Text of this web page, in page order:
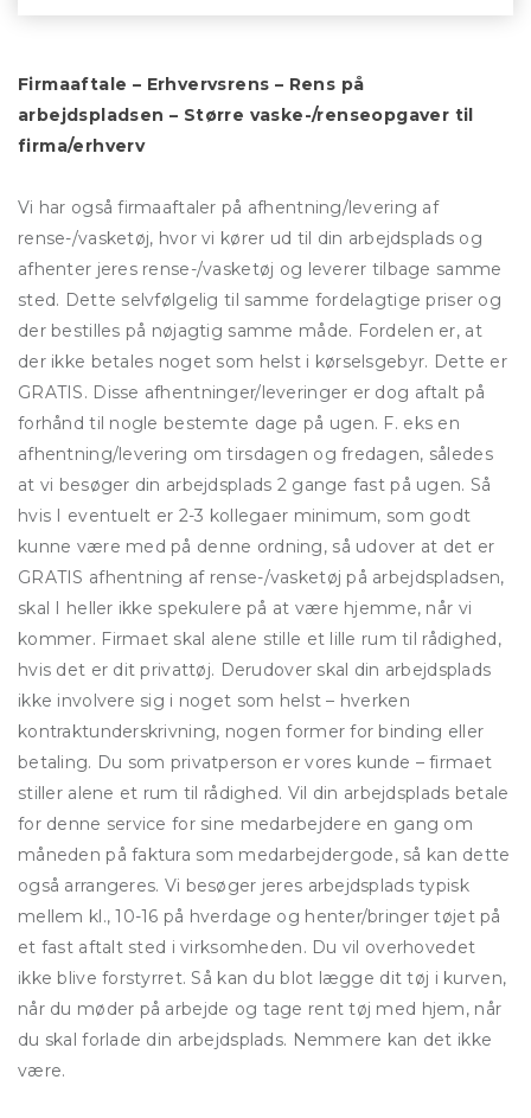
Firmaaftale – Erhvervsrens – Rens på
arbejdspladsen – Større vaske-/renseopgaver til
firma/erhverv
Vi har også firmaaftaler på afhentning/levering af
rense-/vasketøj, hvor vi kører ud til din arbejdsplads og
afhenter jeres rense-/vasketøj og leverer tilbage samme
sted. Dette selvfølgelig til samme fordelagtige priser og
der bestilles på nøjagtig samme måde. Fordelen er, at
der ikke betales noget som helst i kørselsgebyr. Dette er
GRATIS. Disse afhentninger/leveringer er dog aftalt på
forhånd til nogle bestemte dage på ugen. F. eks en
afhentning/levering om tirsdagen og fredagen, således
at vi besøger din arbejdsplads 2 gange fast på ugen. Så
hvis I eventuelt er 2-3 kollegaer minimum, som godt
kunne være med på denne ordning, så udover at det er
GRATIS afhentning af rense-/vasketøj på arbejdspladsen,
skal I heller ikke spekulere på at være hjemme, når vi
kommer. Firmaet skal alene stille et lille rum til rådighed,
hvis det er dit privattøj. Derudover skal din arbejdsplads
ikke involvere sig i noget som helst – hverken
kontraktunderskrivning, nogen former for binding eller
betaling. Du som privatperson er vores kunde – firmaet
stiller alene et rum til rådighed. Vil din arbejdsplads betale
for denne service for sine medarbejdere en gang om
måneden på faktura som medarbejdergode, så kan dette
også arrangeres. Vi besøger jeres arbejdsplads typisk
mellem kl., 10-16 på hverdage og henter/bringer tøjet på
et fast aftalt sted i virksomheden. Du vil overhovedet
ikke blive forstyrret. Så kan du blot lægge dit tøj i kurven,
når du møder på arbejde og tage rent tøj med hjem, når
du skal forlade din arbejdsplads. Nemmere kan det ikke
være.